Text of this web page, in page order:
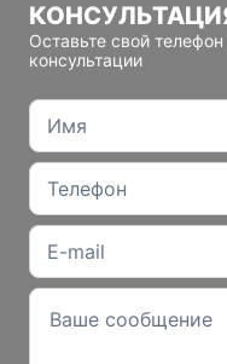
Оставьте свой
консультации